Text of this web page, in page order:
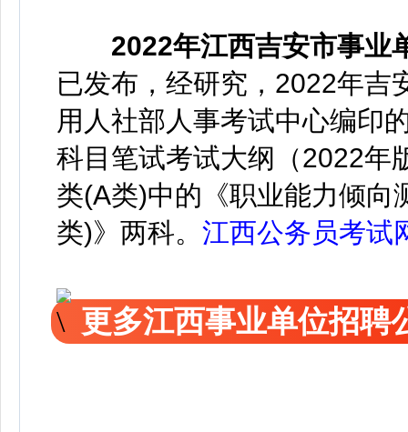
2022年江西吉安市事业
已发布， 经研究，2022年吉
用人社部人事考试中心编印
科目笔试考试大纲（2022年
类(A类)中的《职业能力倾向
类)》两科。 江西公务员考试
更多江西事业单位招聘